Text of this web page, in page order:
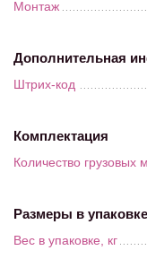
Монтаж
Дополнительная
Штрих-код
Комплектация
Количество грузовых
Размеры в упаковке
Вес в упаковке, кг